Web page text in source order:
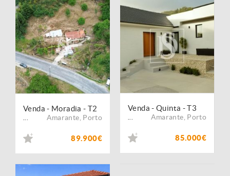
Venda - Moradia - T2
Amarante Porto
89.900€
Venda - Quinta - T3
Amarante Porto
85.000€